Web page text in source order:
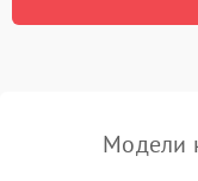
Модели